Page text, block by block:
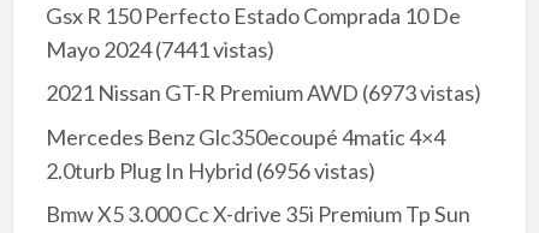
Gsx R 150 Perfecto Estado Comprada 10 De
Mayo 2024(7441 vistas)
2021 Nissan GT-R Premium AWD (6973 vistas)
Mercedes Benz Glc350ecoupé 4matic 4×4
2.0turb Plug In Hybrid (6956 vistas)
Bmw X5 3.000 Cc X-drive 35i Premium Tp Sun